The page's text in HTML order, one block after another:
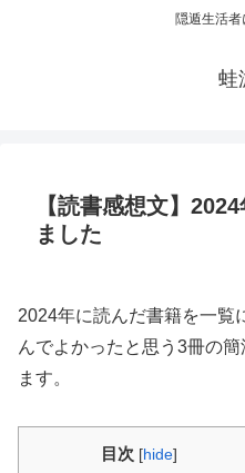
隠遁生活
蛙
【読書感想文】
ました
2024年に読んだ書籍を一覧
んでよかったと思う3冊の
ます。
目次 [hide]